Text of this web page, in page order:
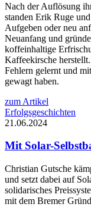
Nach der Auflösung
standen Erik Ruge
Aufgeben oder neu
Neuanfang und
koffeinhaltige
Kaffeekirsche
Fehlern gelernt und
gewagt haben.
zum Artikel
Erfolgsgeschichten
21.06.2024
Mit Solar-
Christian Gutsche
und setzt dabei auf
solidarisches
mit dem Bremer